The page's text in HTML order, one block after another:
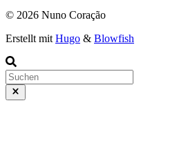
© 2026 Nuno Coração
Erstellt mit Hugo & Blowfish